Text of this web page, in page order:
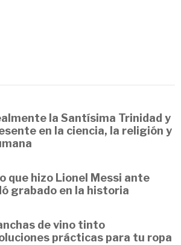
la Santísima Trinidad y
en la ciencia, la religión y
que hizo Lionel Messi ante
grabado en la historia
de vino tinto
prácticas para tu ropa